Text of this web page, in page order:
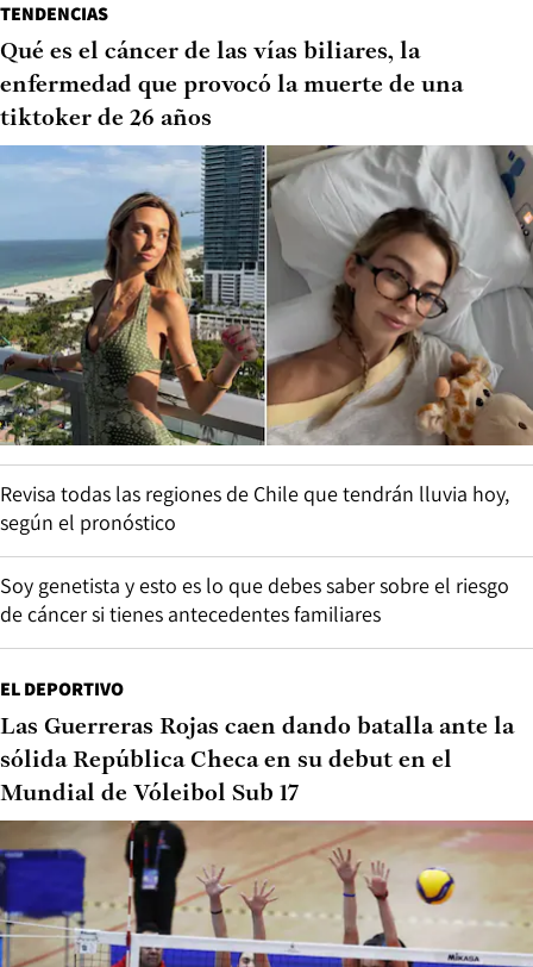
TENDENCIAS
Qué es el cáncer de las vías biliares, la
enfermedad que provocó la muerte de una
tiktoker de 26 años
Revisa todas las regiones de Chile que tendrán lluvia hoy,
según el pronóstico
Soy genetista y esto es lo que debes saber sobre el riesgo
de cáncer si tienes antecedentes familiares
EL DEPORTIVO
Las Guerreras Rojas caen dando batalla ante la
sólida República Checa en su debut en el
Mundial de Vóleibol Sub 17